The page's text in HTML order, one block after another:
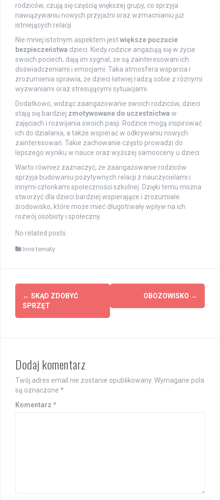
rodziców, czują się częścią większej grupy, co sprzyja
nawiązywaniu nowych przyjaźni oraz wzmacnianiu już
istniejących relacji.
Nie mniej istotnym aspektem jestwiększe poczucie
bezpieczeństwa dzieci. Kiedy rodzice angażują się w życie
swoich pociech, dają im sygnał, że są zainteresowani ich
doświadczeniami i emocjami. Taka atmosfera wsparcia i
zrozumienia sprawia, że dzieci łatwiej radzą sobie z różnymi
wyzwaniami oraz stresującymi sytuacjami.
Dodatkowo, widząc zaangażowanie swoich rodziców, dzieci
stają się bardziej zmotywowane do uczestnictwa w
zajęciach i rozwijania swoich pasji. Rodzice mogą inspirować
ich do działania, a także wspierać w odkrywaniu nowych
zainteresowań. Takie zachowanie często prowadzi do
lepszego wyniku w nauce oraz wyższej samooceny u dzieci.
Warto również zaznaczyć, że zaangażowanie rodziców
sprzyja budowaniu pozytywnych relacji z nauczycielami i
innymi członkami społeczności szkolnej. Dzięki temu można
stworzyć dla dzieci bardziej wspierające i zrozumiałe
środowisko, które może mieć długotrwały wpływ na ich
rozwój osobisty i społeczny.
No related posts.
Inne tematy
Post
navigation
← SKĄD ZDOBYĆ
SPRZĘT
OBOZOWISKO →
Dodaj komentarz
Twój adres email nie zostanie opublikowany. Wymagane pola
są oznaczone *
Komentarz *